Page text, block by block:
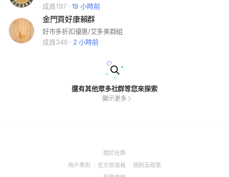
成員197
19 小時前
金門買好康賴群
好市多折扣優惠/艾多美群組
成員346
2 小時前
還有其他眾多社群等您來探索
顯示更多
關於社群(Open
用戶準則
(Open
官方部落格
(Open
規則及政策(Open